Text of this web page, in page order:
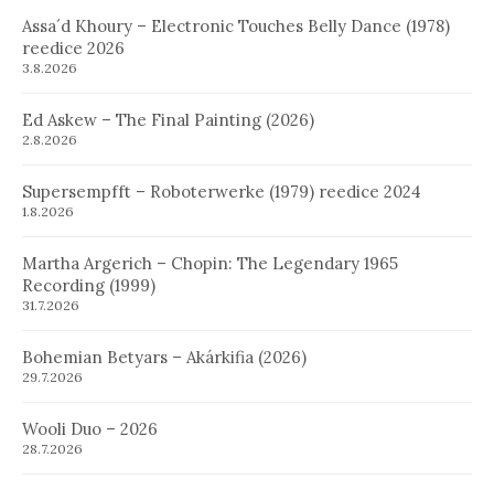
Assa´d Khoury – Electronic Touches Belly Dance (1978)
reedice 2026
3.8.2026
Ed Askew – The Final Painting (2026)
2.8.2026
Supersempfft – Roboterwerke (1979) reedice 2024
1.8.2026
Martha Argerich – Chopin: The Legendary 1965
Recording (1999)
31.7.2026
Bohemian Betyars – Akárkifia (2026)
29.7.2026
Wooli Duo – 2026
28.7.2026